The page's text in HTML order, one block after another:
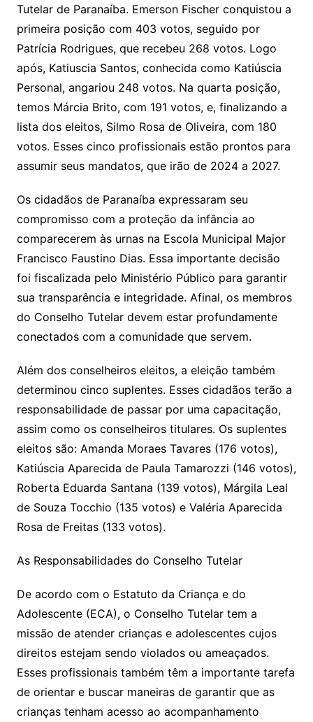
Tutelar de Paranaíba. Emerson Fischer conquistou a
primeira posição com 403 votos, seguido por
Patrícia Rodrigues, que recebeu 268 votos. Logo
após, Katiuscia Santos, conhecida como Katiúscia
Personal, angariou 248 votos. Na quarta posição,
temos Márcia Brito, com 191 votos, e, finalizando a
lista dos eleitos, Silmo Rosa de Oliveira, com 180
votos. Esses cinco profissionais estão prontos para
assumir seus mandatos, que irão de 2024 a 2027.
Os cidadãos de Paranaíba expressaram seu
compromisso com a proteção da infância ao
comparecerem às urnas na Escola Municipal Major
Francisco Faustino Dias. Essa importante decisão
foi fiscalizada pelo Ministério Público para garantir
sua transparência e integridade. Afinal, os membros
do Conselho Tutelar devem estar profundamente
conectados com a comunidade que servem.
Além dos conselheiros eleitos, a eleição também
determinou cinco suplentes. Esses cidadãos terão a
responsabilidade de passar por uma capacitação,
assim como os conselheiros titulares. Os suplentes
eleitos são: Amanda Moraes Tavares (176 votos),
Katiúscia Aparecida de Paula Tamarozzi (146 votos),
Roberta Eduarda Santana (139 votos), Márgila Leal
de Souza Tocchio (135 votos) e Valéria Aparecida
Rosa de Freitas (133 votos).
As Responsabilidades do Conselho Tutelar
De acordo com o Estatuto da Criança e do
Adolescente (ECA), o Conselho Tutelar tem a
missão de atender crianças e adolescentes cujos
direitos estejam sendo violados ou ameaçados.
Esses profissionais também têm a importante tarefa
de orientar e buscar maneiras de garantir que as
crianças tenham acesso ao acompanhamento